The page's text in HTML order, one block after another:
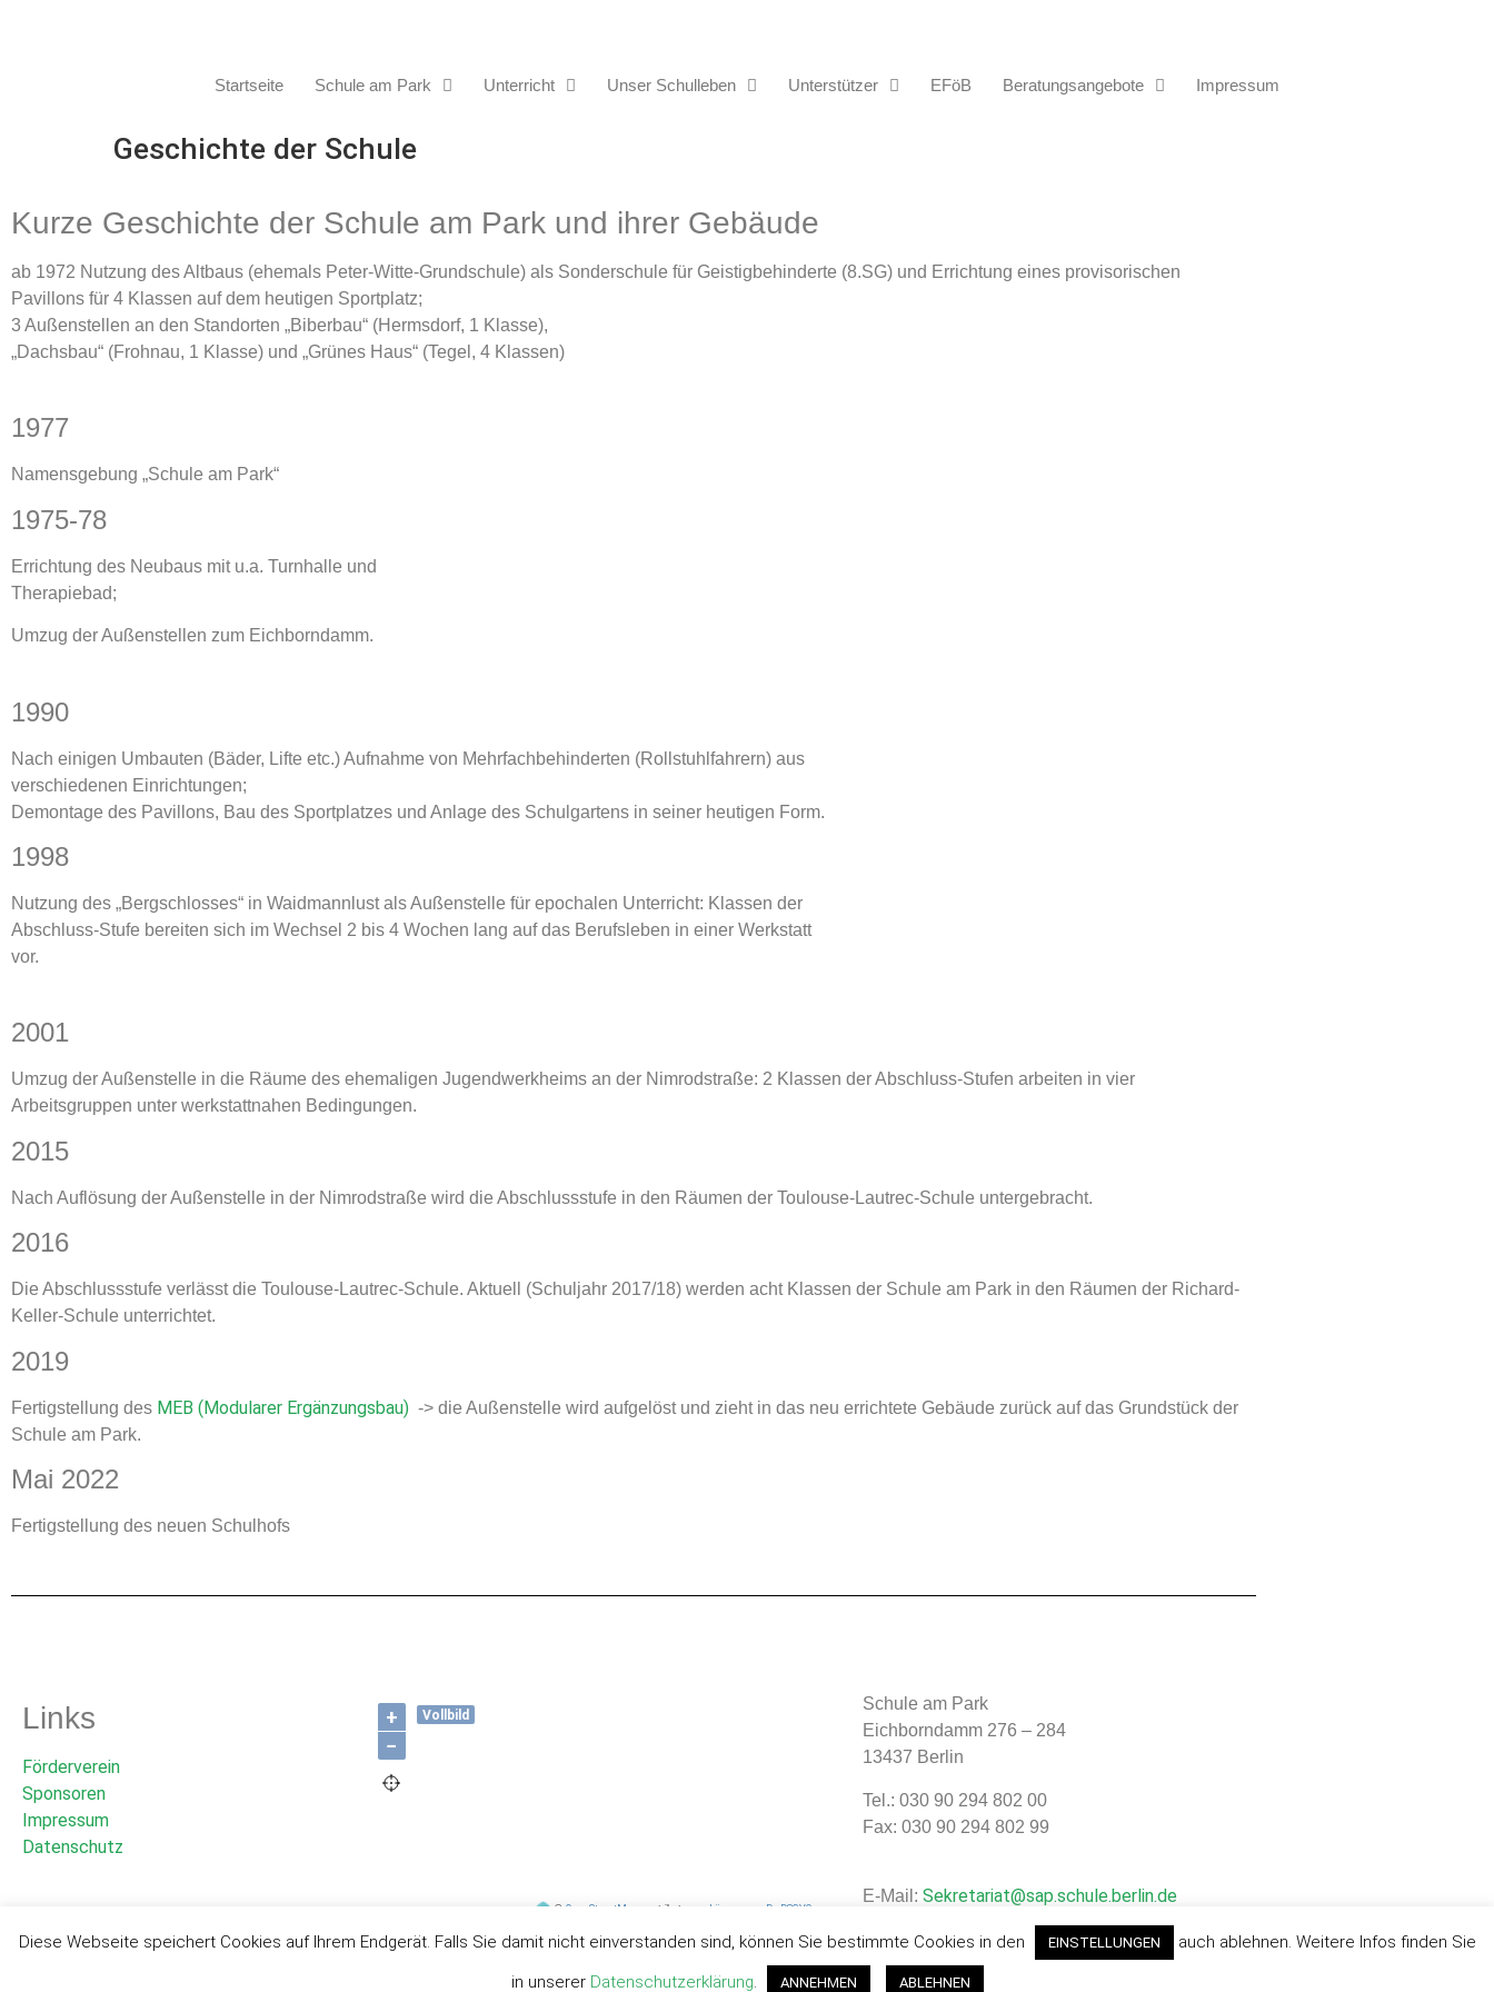
Startseite Schule am Park Unterricht Unser Schulleben Unterstützer EFöB Beratungsangebote Impressum
Geschichte der Schule
Kurze Geschichte der Schule am Park und ihrer Gebäude
ab 1972 Nutzung des Altbaus (ehemals Peter-Witte-Grundschule) als Sonderschule für Geistigbehinderte (8.SG) und Errichtung eines provisorischen
Pavillons für 4 Klassen auf dem heutigen Sportplatz;
3 Außenstellen an den Standorten „Biberbau“ (Hermsdorf, 1 Klasse),
„Dachsbau“ (Frohnau, 1 Klasse) und „Grünes Haus“ (Tegel, 4 Klassen)
1977
Namensgebung „Schule am Park“
1975-78
Errichtung des Neubaus mit u.a. Turnhalle und
Therapiebad;
Umzug der Außenstellen zum Eichborndamm.
1990
Nach einigen Umbauten (Bäder, Lifte etc.) Aufnahme von Mehrfachbehinderten (Rollstuhlfahrern) aus
verschiedenen Einrichtungen;
Demontage des Pavillons, Bau des Sportplatzes und Anlage des Schulgartens in seiner heutigen Form.
1998
Nutzung des „Bergschlosses“ in Waidmannlust als Außenstelle für epochalen Unterricht: Klassen der
Abschluss-Stufe bereiten sich im Wechsel 2 bis 4 Wochen lang auf das Berufsleben in einer Werkstatt
vor.
2001
Umzug der Außenstelle in die Räume des ehemaligen Jugendwerkheims an der Nimrodstraße: 2 Klassen der Abschluss-Stufen arbeiten in vier
Arbeitsgruppen unter werkstattnahen Bedingungen.
2015
Nach Auflösung der Außenstelle in der Nimrodstraße wird die Abschlussstufe in den Räumen der Toulouse-Lautrec-Schule untergebracht.
2016
Die Abschlussstufe verlässt die Toulouse-Lautrec-Schule. Aktuell (Schuljahr 2017/18) werden acht Klassen der Schule am Park in den Räumen der Richard-
Keller-Schule unterrichtet.
2019
Fertigstellung des MEB (Modularer Ergänzungsbau) -> die Außenstelle wird aufgelöst und zieht in das neu errichtete Gebäude zurück auf das Grundstück der
Schule am Park.
Mai 2022
Fertigstellung des neuen Schulhofs
Links
Förderverein
Sponsoren
Impressum
Datenschutz
+
−
© OpenStreetMap contributors. Lösung von Dr. DSGVO
Vollbild
Schule am Park
Eichborndamm 276 – 284
13437 Berlin
Tel.: 030 90 294 802 00
Fax: 030 90 294 802 99
E-Mail:Sekretariat@sap.schule.berlin.de
Diese Webseite speichert Cookies auf Ihrem Endgerät. Falls Sie damit nicht einverstanden sind, können Sie bestimmte Cookies in den EINSTELLUNGEN
auch ablehnen. Weitere Infos finden Sie
in unserer Datenschutzerklärung. ANNEHMEN ABLEHNEN